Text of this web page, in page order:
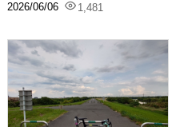
2026/06/06
1,481